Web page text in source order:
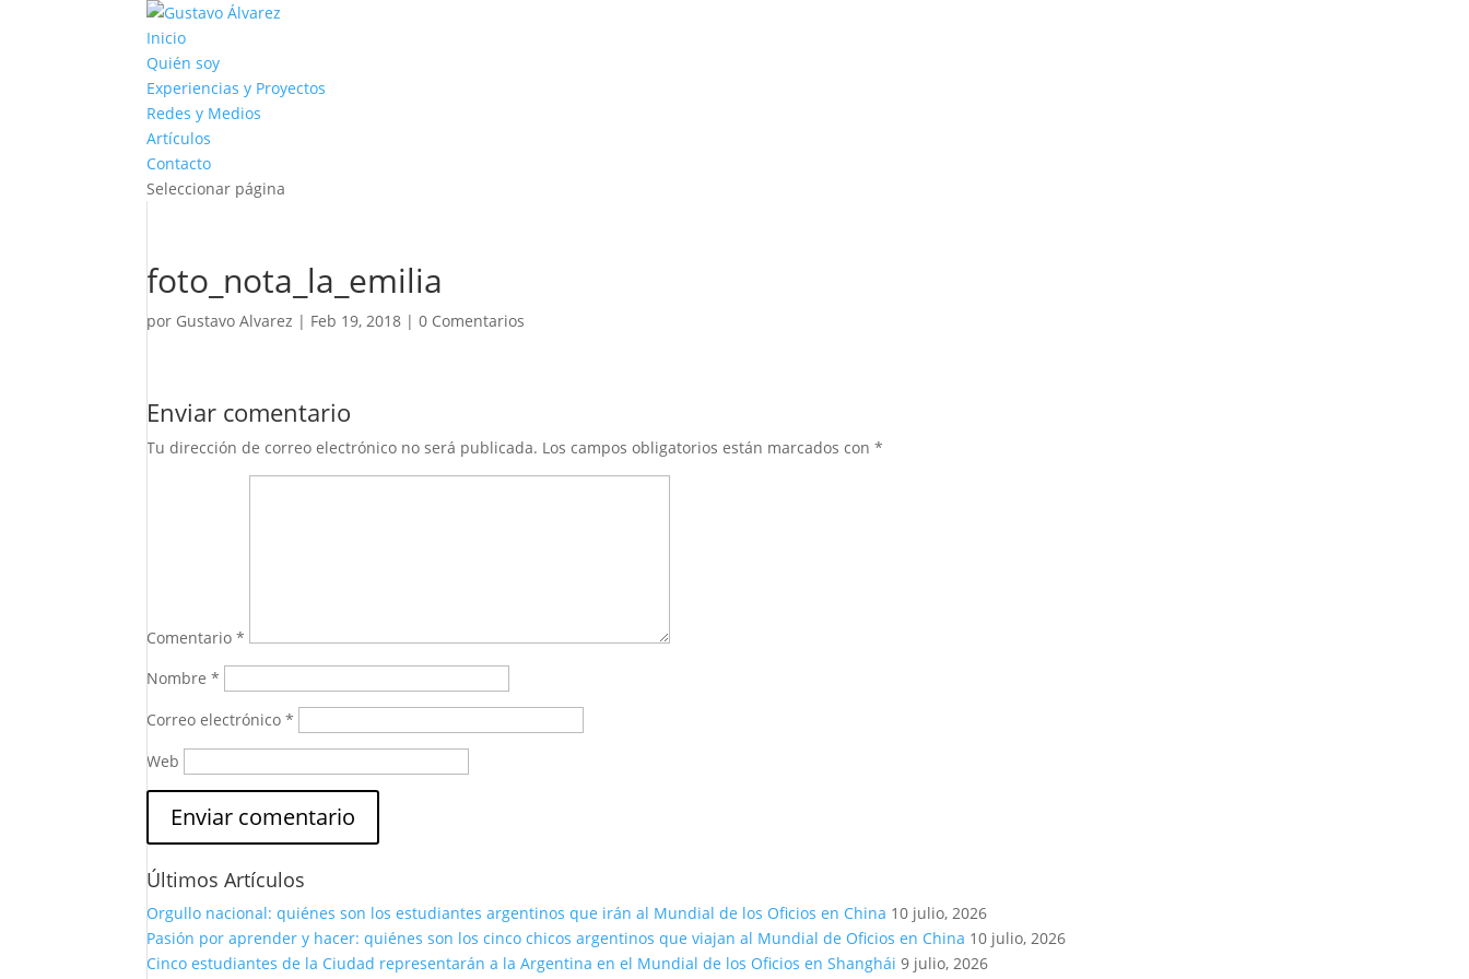
Inicio
Quién soy
Experiencias y Proyectos
Redes y Medios
Artículos
Contacto
Seleccionar página
foto_nota_la_emilia
por Gustavo Alvarez | Feb 19, 2018 |0 Comentarios
Enviar comentario
Tu dirección de correo electrónico no será publicada. Los campos obligatorios están marcados con*
Comentario*
Nombre*
Correo electrónico*
Web
Últimos Artículos
Orgullo nacional: quiénes son los estudiantes argentinos que irán al Mundial de los Oficios en China 10 julio, 2026
Pasión por aprender y hacer: quiénes son los cinco chicos argentinos que viajan al Mundial de Oficios en China 10 julio, 2026
Cinco estudiantes de la Ciudad representarán a la Argentina en el Mundial de los Oficios en Shanghái 9 julio, 2026